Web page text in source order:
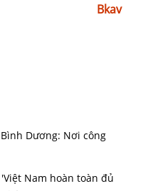
Bkav
Dương: Nơi công
Nam hoàn toàn đủ